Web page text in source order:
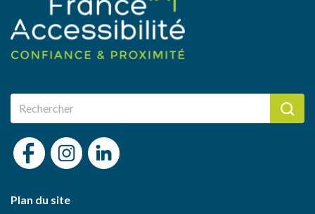
Plan du site